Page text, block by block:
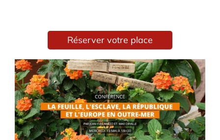
Réserver votre place